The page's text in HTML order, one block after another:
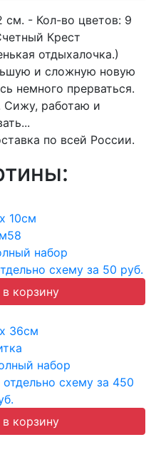
см. - Кол-во цветов: 9
Крест
отдыхалочка.)
и сложную новую
немного прерваться.
работаю и
по всей России.
10см
набор
схему за 50 руб.
36см
набор
схему за 450